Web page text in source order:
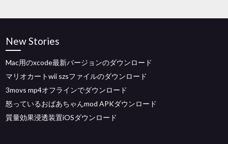
New Stories
Mac用のxcode最新バージョンのダウンロード
マリオカートwii szsファイルのダウンロード
3movs mp4オフラインでダウンロード
怒っているおばあちゃんmod APKダウンロード
質量効果浸透装置iOSダウンロード